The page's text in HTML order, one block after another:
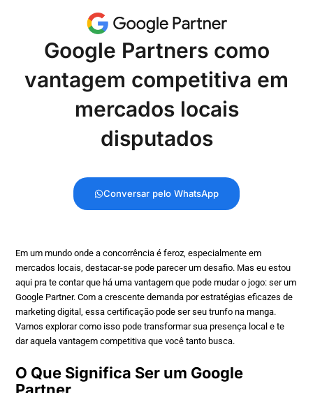
Google Partners como
vantagem competitiva em
mercados locais
disputados
Conversar pelo WhatsApp
Em um mundo onde a concorrência é feroz, especialmente em
mercados locais, destacar-se pode parecer um desafio. Mas eu estou
aqui pra te contar que há uma vantagem que pode mudar o jogo: ser um
Google Partner. Com a crescente demanda por estratégias eficazes de
marketing digital, essa certificação pode ser seu trunfo na manga.
Vamos explorar como isso pode transformar sua presença local e te
dar aquela vantagem competitiva que você tanto busca.
O Que Significa Ser um Google